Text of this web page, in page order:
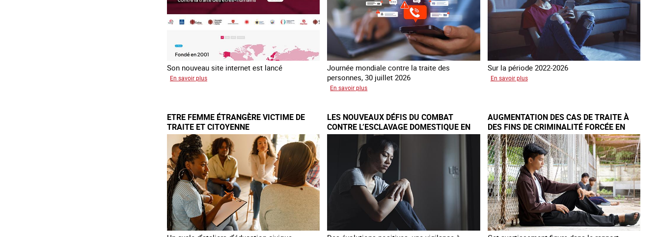
2016
Son nouveau site internet est lancé
En savoir plus
contre
la
traite
COATNET
Journée mondiale contre la traite des
personnes, 30 juillet 2026
En savoir plus
l’arnaque
Sur la période 2022-2026
En savoir plussur
son
quatrième
rapport
sur
la
France
ETRE FEMME ÉTRANGÈRE VICTIME DE
TRAITE ET CITOYENNE
LES NOUVEAUX DÉFIS DU COMBAT
CONTRE L’ESCLAVAGE DOMESTIQUE EN
FRANCE
AUGMENTATION DES CAS DE TRAITE À
DES FINS DE CRIMINALITÉ FORCÉE EN
EUROPE